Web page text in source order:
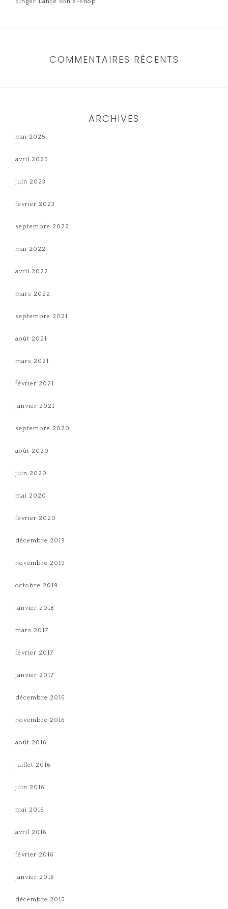
COMMENTAIRES RÉCENTS
ARCHIVES
mai 2025
avril 2025
juin 2023
février 2023
septembre 2022
mai 2022
avril 2022
mars 2022
septembre 2021
août 2021
mars 2021
février 2021
janvier 2021
septembre 2020
août 2020
juin 2020
mai 2020
février 2020
décembre 2019
novembre 2019
octobre 2019
janvier 2018
mars 2017
février 2017
janvier 2017
décembre 2016
novembre 2016
août 2016
juillet 2016
juin 2016
mai 2016
avril 2016
février 2016
janvier 2016
décembre 2015